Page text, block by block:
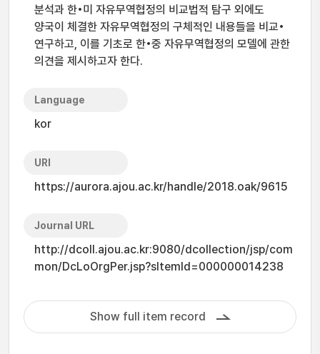
분석과 한•미 자유무역협정의 비교법적 탐구 외에도
양국이 체결한 자유무역협정의 구체적인 내용들을 비교•
연구하고, 이를 기초로 한•중 자유무역협정의 모델에 관한
의견을 제시하고자 한다.
Language
kor
URI
https://aurora.ajou.ac.kr/handle/2018.oak/9615
Journal URL
http://dcoll.ajou.ac.kr:9080/dcollection/jsp/com
mon/DcLoOrgPer.jsp?sItemId=000000014238
Show full item record